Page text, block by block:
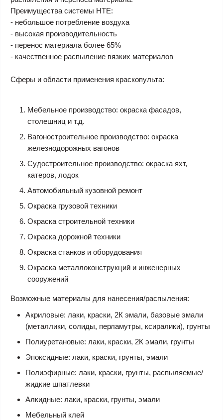
Преимущества системы HTE:
- небольшое потребление воздуха
- высокая производительность
- перенос материала более 65%
- качественное распыление вязких материалов
Сферы и области применения краскопульта:
Мебельное производство: окраска фасадов,
столешниц и т.д.
Вагоностроительное производство: окраска
железнодорожных вагонов
Судостроительное производство: окраска яхт,
катеров, лодок
Автомобильный кузовной ремонт
Окраска грузовой техники
Окраска строительной техники
Окраска дорожной техники
Окраска станков и оборудования
Окраска металлоконструкций и инженерных
сооружений
Возможные материалы для нанесения/распыления:
Акриловые: лаки, краски, 2К эмали, базовые эмали
(металлики, солиды, перламутры, ксиралики), грунты
Полиуретановые: лаки, краски, 2К эмали, грунты
Эпоксидные: лаки, краски, грунты, эмали
Полиэфирные: лаки, краски, грунты, распыляемые/
жидкие шпатлевки
Алкидные: лаки, краски, грунты, эмали
Мебельный клей